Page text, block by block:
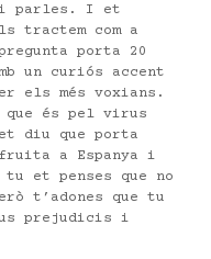
i parles. I et
tractem com a
porta 20
un curiós accent
els més voxians.
és pel virus
diu que porta
a Espanya i
et penses que no
t’adones que tu
prejudicis i